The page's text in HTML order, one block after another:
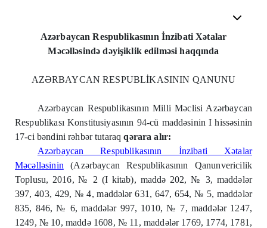
Azərbaycan Respublikasının İnzibati Xətalar
Məcəlləsində dəyişiklik edilməsi haqqında
AZƏRBAYCAN RESPUBLİKASININ QANUNU
Azərbaycan Respublikasının Milli Məclisi Azərbaycan
Respublikası Konstitusiyasının 94-cü maddəsinin I hissəsinin
17-ci bəndini rəhbər tutaraqqərara alır:
Azərbaycan Respublikasının İnzibati Xətalar
Məcəlləsinin (Azərbaycan Respublikasının Qanunvericilik
Toplusu, 2016, № 2 (I kitab), maddə 202, № 3, maddələr
397, 403, 429, № 4, maddələr 631, 647, 654, № 5, maddələr
835, 846, № 6, maddələr 997, 1010, № 7, maddələr 1247,
1249, № 10, maddə 1608, № 11, maddələr 1769, 1774, 1781,